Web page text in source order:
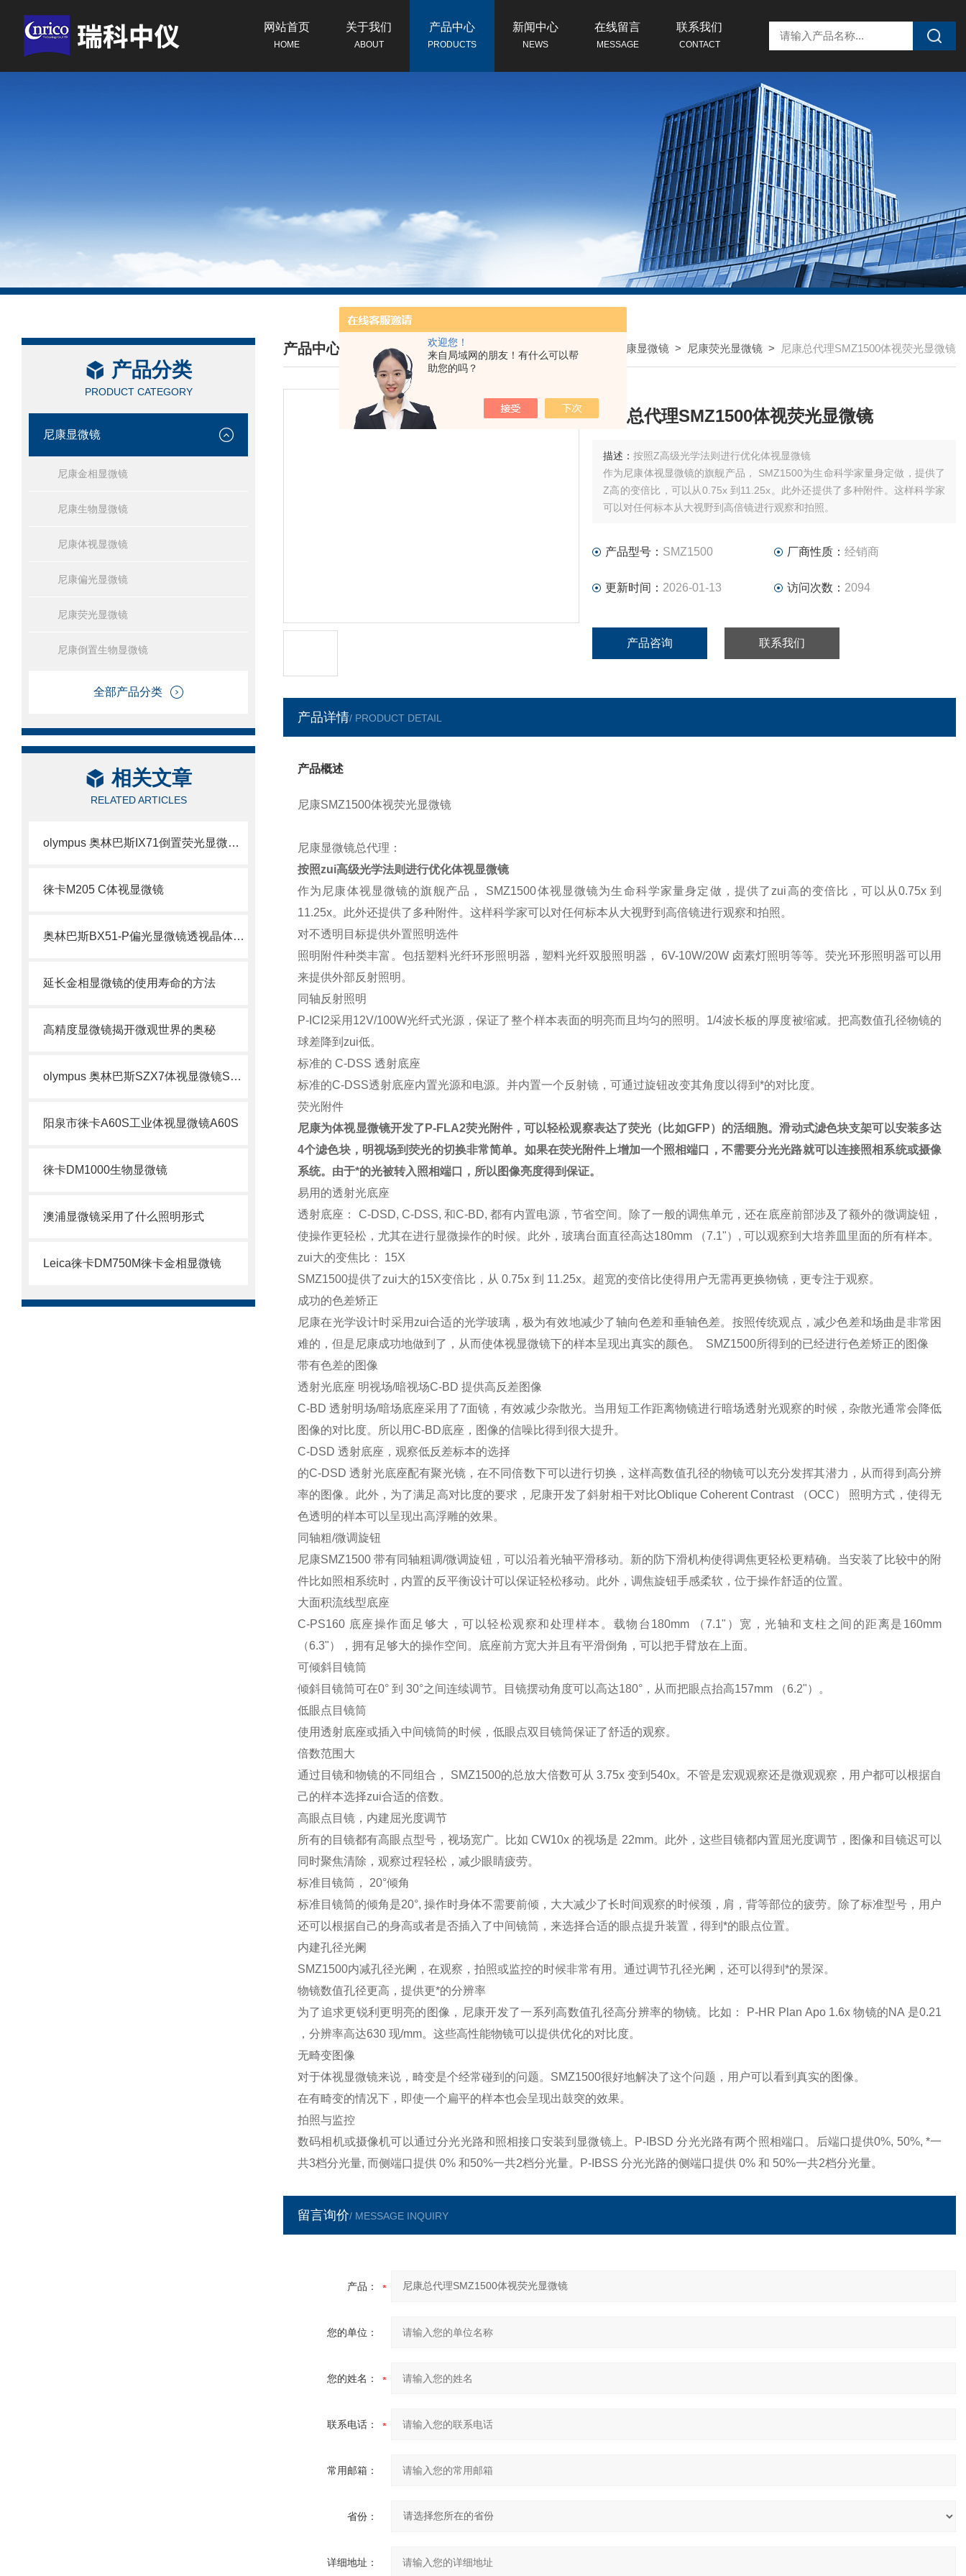
欢迎您！
来自局域网的朋友！有什么可以帮
助您的吗？
网站首页
HOME
关于我们
ABOUT
产品中心
PRODUCTS
新闻中心
NEWS
在线留言
MESSAGE
联系我们
CONTACT
产品分类
PRODUCT CATEGORY
尼康显微镜
尼康金相显微镜
尼康生物显微镜
尼康体视显微镜
尼康偏光显微镜
尼康荧光显微镜
尼康倒置生物显微镜
全部产品分类
相关文章
RELATED ARTICLES
olympus 奥林巴斯IX71倒置荧光显微镜倒置荧光显微镜
徕卡M205 C体视显微镜
奥林巴斯BX51-P偏光显微镜透视晶体结构的利器
延长金相显微镜的使用寿命的方法
高精度显微镜揭开微观世界的奥秘
olympus 奥林巴斯SZX7体视显微镜SZX7体视显微镜
阳泉市徕卡A60S工业体视显微镜A60S
徕卡DM1000生物显微镜
澳浦显微镜采用了什么照明形式
Leica徕卡DM750M徕卡金相显微镜
产品中心
/ PRODUCTS CENTER
我的位置： 首页 >产品中心 尼康显微镜 > 尼康荧光显微镜 > 尼康总代理SMZ1500体视荧光显微镜
尼康总代理SMZ1500体视荧光显微镜
描述： 按照Z高级光学法则进行优化体视显微镜
作为尼康体视显微镜的旗舰产品， SMZ1500为生命科学家量身定做，提供了
Z高的变倍比，可以从0.75x 到11.25x。此外还提供了多种附件。这样科学家
可以对任何标本从大视野到高倍镜进行观察和拍照。
产品型号： SMZ1500 厂商性质： 经销商
更新时间： 2026-01-13 访问次数： 2094
产品咨询 联系我们
产品详情/ PRODUCT DETAIL
产品概述
尼康SMZ1500体视荧光显微镜
尼康显微镜总代理：
按照zui高级光学法则进行优化体视显微镜
作为尼康体视显微镜的旗舰产品， SMZ1500体视显微镜为生命科学家量身定做，提供了zui高的变倍比，可以从0.75x 到
11.25x。此外还提供了多种附件。这样科学家可以对任何标本从大视野到高倍镜进行观察和拍照。
对不透明目标提供外置照明选件
照明附件种类丰富。包括塑料光纤环形照明器，塑料光纤双股照明器， 6V-10W/20W 卤素灯照明等等。荧光环形照明器可以用
来提供外部反射照明。
同轴反射照明
P-ICI2采用12V/100W光纤式光源，保证了整个样本表面的明亮而且均匀的照明。1/4波长板的厚度被缩减。把高数值孔径物镜的
球差降到zui低。
标准的 C-DSS 透射底座
标准的C-DSS透射底座内置光源和电源。并内置一个反射镜，可通过旋钮改变其角度以得到*的对比度。
荧光附件
尼康为体视显微镜开发了P-FLA2荧光附件，可以轻松观察表达了荧光（比如GFP）的活细胞。滑动式滤色块支架可以安装多达
4个滤色块，明视场到荧光的切换非常简单。如果在荧光附件上增加一个照相端口，不需要分光光路就可以连接照相系统或摄像
系统。由于*的光被转入照相端口，所以图像亮度得到保证。
易用的透射光底座
透射底座： C-DSD, C-DSS, 和C-BD, 都有内置电源，节省空间。除了一般的调焦单元，还在底座前部涉及了额外的微调旋钮，
使操作更轻松，尤其在进行显微操作的时候。此外，玻璃台面直径高达180mm （7.1"）, 可以观察到大培养皿里面的所有样本。
zui大的变焦比： 15X
SMZ1500提供了zui大的15X变倍比，从 0.75x 到 11.25x。超宽的变倍比使得用户无需再更换物镜，更专注于观察。
成功的色差矫正
尼康在光学设计时采用zui合适的光学玻璃，极为有效地减少了轴向色差和垂轴色差。按照传统观点，减少色差和场曲是非常困
难的，但是尼康成功地做到了，从而使体视显微镜下的样本呈现出真实的颜色。 SMZ1500所得到的已经进行色差矫正的图像
带有色差的图像
透射光底座 明视场/暗视场C-BD 提供高反差图像
C-BD 透射明场/暗场底座采用了7面镜，有效减少杂散光。当用短工作距离物镜进行暗场透射光观察的时候，杂散光通常会降低
图像的对比度。所以用C-BD底座，图像的信噪比得到很大提升。
C-DSD 透射底座，观察低反差标本的选择
的C-DSD 透射光底座配有聚光镜，在不同倍数下可以进行切换，这样高数值孔径的物镜可以充分发挥其潜力，从而得到高分辨
率的图像。此外，为了满足高对比度的要求，尼康开发了斜射相干对比Oblique Coherent Contrast （OCC） 照明方式，使得无
色透明的样本可以呈现出高浮雕的效果。
同轴粗/微调旋钮
尼康SMZ1500 带有同轴粗调/微调旋钮，可以沿着光轴平滑移动。新的防下滑机构使得调焦更轻松更精确。当安装了比较中的附
件比如照相系统时，内置的反平衡设计可以保证轻松移动。此外，调焦旋钮手感柔软，位于操作舒适的位置。
大面积流线型底座
C-PS160 底座操作面足够大，可以轻松观察和处理样本。载物台180mm （7.1"）宽，光轴和支柱之间的距离是160mm
（6.3"），拥有足够大的操作空间。底座前方宽大并且有平滑倒角，可以把手臂放在上面。
可倾斜目镜筒
倾斜目镜筒可在0° 到 30°之间连续调节。目镜摆动角度可以高达180°，从而把眼点抬高157mm （6.2"）。
低眼点目镜筒
使用透射底座或插入中间镜筒的时候，低眼点双目镜筒保证了舒适的观察。
倍数范围大
通过目镜和物镜的不同组合， SMZ1500的总放大倍数可从 3.75x 变到540x。不管是宏观观察还是微观观察，用户都可以根据自
己的样本选择zui合适的倍数。
高眼点目镜，内建屈光度调节
所有的目镜都有高眼点型号，视场宽广。比如 CW10x 的视场是 22mm。此外，这些目镜都内置屈光度调节，图像和目镜迟可以
同时聚焦清除，观察过程轻松，减少眼睛疲劳。
标准目镜筒， 20°倾角
标准目镜筒的倾角是20°, 操作时身体不需要前倾，大大减少了长时间观察的时候颈，肩，背等部位的疲劳。除了标准型号，用户
还可以根据自己的身高或者是否插入了中间镜筒，来选择合适的眼点提升装置，得到*的眼点位置。
内建孔径光阑
SMZ1500内减孔径光阑，在观察，拍照或监控的时候非常有用。通过调节孔径光阑，还可以得到*的景深。
物镜数值孔径更高，提供更*的分辨率
为了追求更锐利更明亮的图像，尼康开发了一系列高数值孔径高分辨率的物镜。比如： P-HR Plan Apo 1.6x 物镜的NA 是0.21
，分辨率高达630 现/mm。这些高性能物镜可以提供优化的对比度。
无畸变图像
对于体视显微镜来说，畸变是个经常碰到的问题。SMZ1500很好地解决了这个问题，用户可以看到真实的图像。
在有畸变的情况下，即使一个扁平的样本也会呈现出鼓突的效果。
拍照与监控
数码相机或摄像机可以通过分光光路和照相接口安装到显微镜上。P-IBSD 分光光路有两个照相端口。后端口提供0%, 50%, *一
共3档分光量, 而侧端口提供 0% 和50%一共2档分光量。P-IBSS 分光光路的侧端口提供 0% 和 50%一共2档分光量。
留言询价/ MESSAGE INQUIRY
产品：
您的单位：
您的姓名：
联系电话：
常用邮箱：
省份：
详细地址：